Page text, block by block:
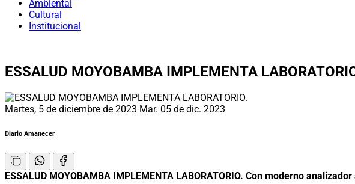
Ambiental
Cultural
Institucional
ESSALUD MOYOBAMBA IMPLEMENTA
Martes, 5 de diciembre de 2023 Mar. 05 de dic. 2023
Diario Amanecer
ESSALUD MOYOBAMBA IMPLEMENTA LABORATORIO. Con moderno